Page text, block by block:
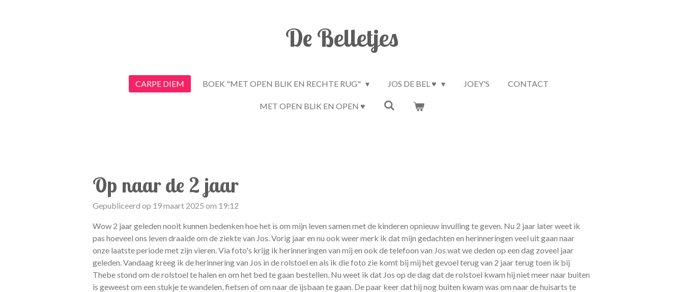
De Belletjes
CARPE DIEM BOEK "MET OPEN BLIK EN RECHTE RUG" JOS DE BEL ♥ JOEY'S CONTACT
MET OPEN BLIK EN OPEN ♥
Op naar de 2 jaar
Gepubliceerd op 19 maart 2025 om 19:12
Wow 2 jaar geleden nooit kunnen bedenken hoe het is om mijn leven samen met de kinderen opnieuw invulling te geven. Nu 2 jaar later weet ik
pas hoeveel ons leven draaide om de ziekte van Jos. Vorig jaar en nu ook weer merk ik dat mijn gedachten en herinneringen veel uit gaan naar
onze laatste periode met zijn vieren. Via foto's krijg ik herinneringen van mij en ook de telefoon van Jos wat we deden op een dag zoveel jaar
geleden. Vandaag kreeg ik de herinnering van Jos in de rolstoel en als ik die foto zie komt bij mij het gevoel terug van 2 jaar terug toen ik bij
Thebe stond om de rolstoel te halen en om het bed te gaan bestellen. Nu weet ik dat Jos op de dag dat de rolstoel kwam hij niet meer naar buiten
is geweest om een stukje te wandelen, fietsen of om naar de ijsbaan te gaan. De paar keer dat hij nog buiten kwam was om naar de huisarts te